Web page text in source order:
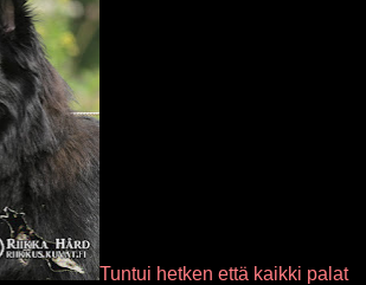
Tuntui hetken että kaikki palat